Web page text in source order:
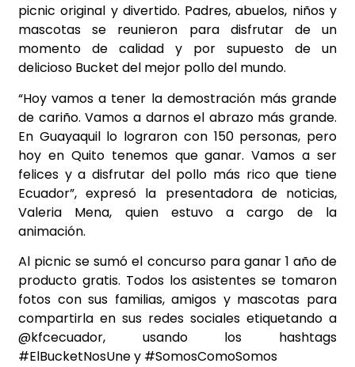
picnic original y divertido. Padres, abuelos, niños y
mascotas se reunieron para disfrutar de un
momento de calidad y por supuesto de un
delicioso Bucket del mejor pollo del mundo.
“Hoy vamos a tener la demostración más grande
de cariño. Vamos a darnos el abrazo más grande.
En Guayaquil lo lograron con 150 personas, pero
hoy en Quito tenemos que ganar. Vamos a ser
felices y a disfrutar del pollo más rico que tiene
Ecuador”, expresó la presentadora de noticias,
Valeria Mena, quien estuvo a cargo de la
animación.
Al picnic se sumó el concurso para ganar 1 año de
producto gratis. Todos los asistentes se tomaron
fotos con sus familias, amigos y mascotas para
compartirla en sus redes sociales etiquetando a
@kfcecuador, usando los hashtags
#ElBucketNosUne y #SomosComoSomos